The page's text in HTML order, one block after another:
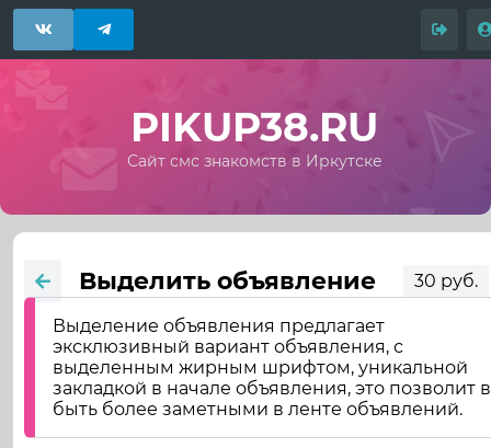
PIKUP38.RU
Сайт смс знакомств в Иркутске
Выделить объявление 30 руб.
Выделение объявления предлагает
эксклюзивный вариант объявления, с
выделенным жирным шрифтом, уникальной
закладкой в начале объявления, это позволит
быть более заметными в ленте объявлений.